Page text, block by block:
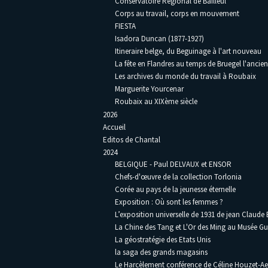
Corps au travail, corps en mouvement
FIESTA
Isadora Duncan (1877-1927)
Itineraire belge, du Beguinage à l'art nouveau
La fête en Flandres au temps de Bruegel l'ancien
Les archives du monde du travail à Roubaix
Marguerite Yourcenar
Roubaix au XIXème siècle
2026
Accueil
Editos de Chantal
2024
BELGIQUE - Paul DELVAUX et ENSOR
Chefs-d'œuvre de la collection Torlonia
Corée au pays de la jeunesse éternelle
Exposition : Où sont les femmes ?
L’exposition universelle de 1931 de jean Claude
La Chine des Tang et L'Or des Ming au Musée
La géostratégie des Etats Unis
la saga des grands magasins
Le Harcèlement conférence de Céline Houzet-